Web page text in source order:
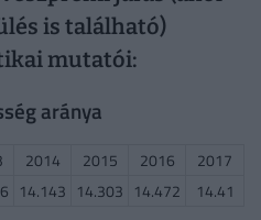
is található)
mutatói:
aránya
2014 2015 2016
2017
14.143 14.303 14.472 14.41